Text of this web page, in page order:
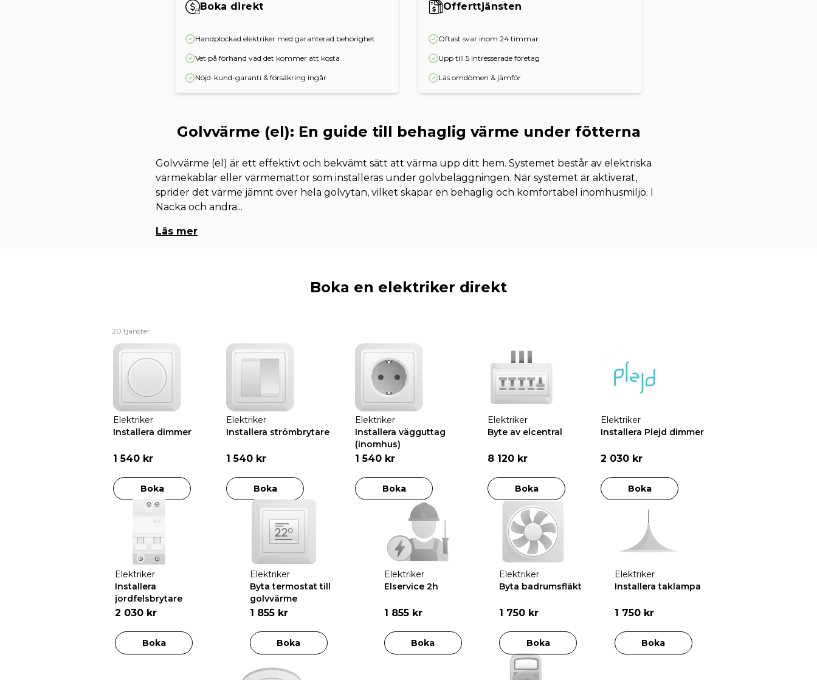
Boka direkt
Handplockad elektriker med garanterad behörighet
Vet på förhand vad det kommer att kosta
Nöjd-kund-garanti & försäkring ingår
Offerttjänsten
Oftast svar inom 24 timmar
Upp till 5 intresserade företag
Läs omdömen & jämför
Golvvärme (el): En guide till behaglig värme under fötterna
Golvvärme (el) är ett effektivt och bekvämt sätt att värma upp ditt hem. Systemet består av elektriska
värmekablar eller värmemattor som installeras under golvbeläggningen. När systemet är aktiverat,
sprider det värme jämnt över hela golvytan, vilket skapar en behaglig och komfortabel inomhusmiljö. I
Nacka och andra...
Läs mer
Boka en elektriker direkt
20 tjänster
Elektriker
Installera dimmer
1 540 kr
Boka
Elektriker
Installera strömbrytare
1 540 kr
Boka
Elektriker
Installera vägguttag
(inomhus)
1 540 kr
Boka
Elektriker
Byte av elcentral
8 120 kr
Boka
Elektriker
Installera Plejd dimmer
2 030 kr
Boka
Elektriker
Installera
jordfelsbrytare
2 030 kr
Boka
Elektriker
Byta termostat till
golvvärme
1 855 kr
Boka
Elektriker
Elservice 2h
1 855 kr
Boka
Elektriker
Byta badrumsfläkt
1 750 kr
Boka
Elektriker
Installera taklampa
1 750 kr
Boka